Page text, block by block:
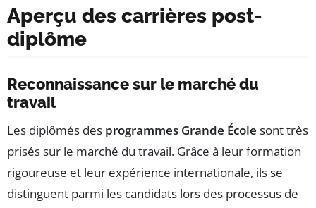
Aperçu des carrières post-
diplôme
Reconnaissance sur le marché du
travail
Les diplômés des programmes Grande École sont très
prisés sur le marché du travail. Grâce à leur formation
rigoureuse et leur expérience internationale, ils se
distinguent parmi les candidats lors des processus de